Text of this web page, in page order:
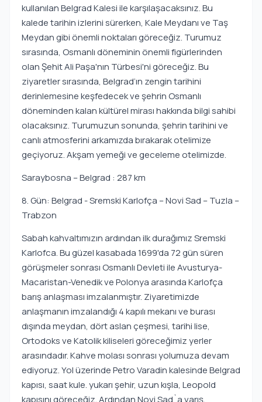
kullanılan Belgrad Kalesi ile karşılaşacaksınız. Bu
kalede tarihin izlerini sürerken, Kale Meydanı ve Taş
Meydan gibi önemli noktaları göreceğiz. Turumuz
sırasında, Osmanlı döneminin önemli figürlerinden
olan Şehit Ali Paşa'nın Türbesi'ni göreceğiz. Bu
ziyaretler sırasında, Belgrad’ın zengin tarihini
derinlemesine keşfedecek ve şehrin Osmanlı
döneminden kalan kültürel mirası hakkında bilgi sahibi
olacaksınız. Turumuzun sonunda, şehrin tarihini ve
canlı atmosferini arkamızda bırakarak otelimize
geçiyoruz. Akşam yemeği ve geceleme otelimizde.
Saraybosna – Belgrad : 287 km
8. Gün: Belgrad - Sremski Karlofça – Novi Sad – Tuzla –
Trabzon
Sabah kahvaltımızın ardından ilk durağımız Sremski
Karlofca. Bu güzel kasabada 1699'da 72 gün süren
görüşmeler sonrası Osmanlı Devleti ile Avusturya-
Macaristan-Venedik ve Polonya arasında Karlofça
barış anlaşması imzalanmıştır. Ziyaretimizde
anlaşmanın imzalandığı 4 kapılı mekanı ve burası
dışında meydan, dört aslan çeşmesi, tarihi lise,
Ortodoks ve Katolik kiliseleri göreceğimiz yerler
arasındadır. Kahve molası sonrası yolumuza devam
ediyoruz. Yol üzerinde Petro Varadin kalesinde Belgrad
kapısı, saat kule. yukarı şehir, uzun kışla, Leopold
kapısını göreceğiz. Ardından Novi Sad`a varış.